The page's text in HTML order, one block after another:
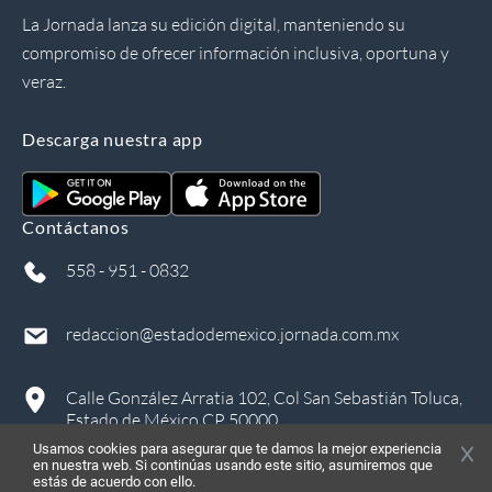
La Jornada lanza su edición digital, manteniendo su
compromiso de ofrecer información inclusiva, oportuna y
veraz.
Descarga nuestra app
Contáctanos
558 - 951 - 0832
redaccion@estadodemexico.jornada.com.mx
Calle González Arratia 102, Col San Sebastián Toluca,
Estado de México CP 50000
Usamos cookies para asegurar que te damos la mejor experiencia
en nuestra web. Si continúas usando este sitio, asumiremos que
estás de acuerdo con ello.